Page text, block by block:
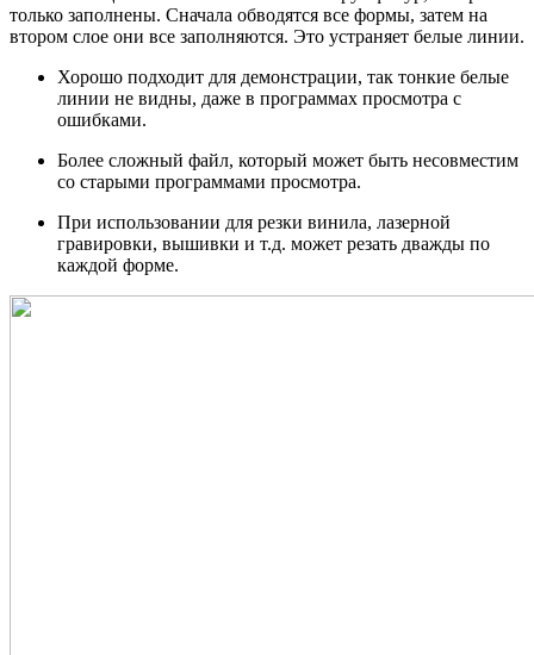
только заполнены. Сначала обводятся все формы, затем на
втором слое они все заполняются. Это устраняет белые линии.
Хорошо подходит для демонстрации, так тонкие белые
линии не видны, даже в программах просмотра с
ошибками.
Более сложный файл, который может быть несовместим
со старыми программами просмотра.
При использовании для резки винила, лазерной
гравировки, вышивки и т.д. может резать дважды по
каждой форме.